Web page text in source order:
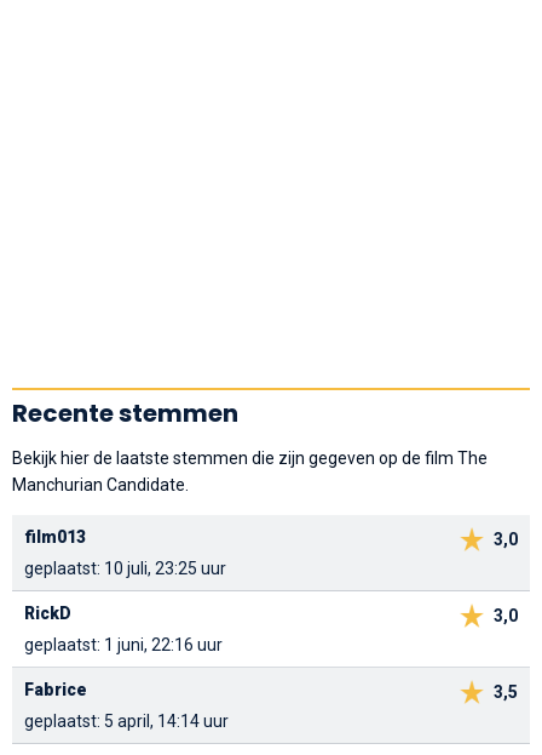
Recente stemmen
Bekijk hier de laatste stemmen die zijn gegeven op de film The
Manchurian Candidate.
3,0
film013
geplaatst: 10 juli, 23:25 uur
3,0
RickD
geplaatst: 1 juni, 22:16 uur
3,5
Fabrice
geplaatst: 5 april, 14:14 uur